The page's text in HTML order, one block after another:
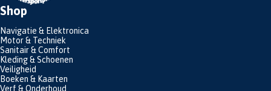
Shop
Navigatie & Elektronica
Motor & Techniek
Sanitair & Comfort
Kleding & Schoenen
Veiligheid
Boeken & Kaarten
Verf & Onderhoud